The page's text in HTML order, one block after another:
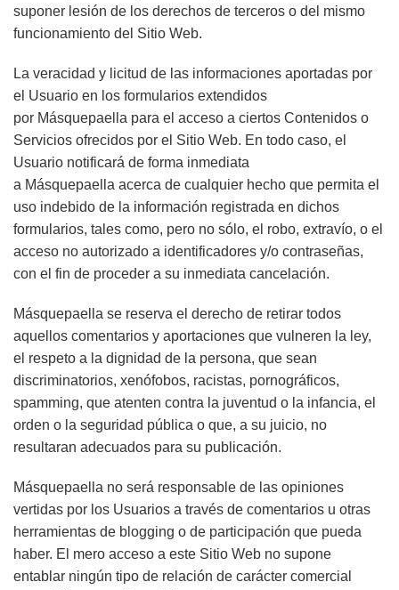
suponer lesión de los derechos de terceros o del mismo
funcionamiento del Sitio Web.
La veracidad y licitud de las informaciones aportadas por
el Usuario en los formularios extendidos
por Másquepaella para el acceso a ciertos Contenidos o
Servicios ofrecidos por el Sitio Web. En todo caso, el
Usuario notificará de forma inmediata
a Másquepaella acerca de cualquier hecho que permita el
uso indebido de la información registrada en dichos
formularios, tales como, pero no sólo, el robo, extravío, o el
acceso no autorizado a identificadores y/o contraseñas,
con el fin de proceder a su inmediata cancelación.
Másquepaella se reserva el derecho de retirar todos
aquellos comentarios y aportaciones que vulneren la ley,
el respeto a la dignidad de la persona, que sean
discriminatorios, xenófobos, racistas, pornográficos,
spamming, que atenten contra la juventud o la infancia, el
orden o la seguridad pública o que, a su juicio, no
resultaran adecuados para su publicación.
Másquepaella no será responsable de las opiniones
vertidas por los Usuarios a través de comentarios u otras
herramientas de blogging o de participación que pueda
haber. El mero acceso a este Sitio Web no supone
entablar ningún tipo de relación de carácter comercial